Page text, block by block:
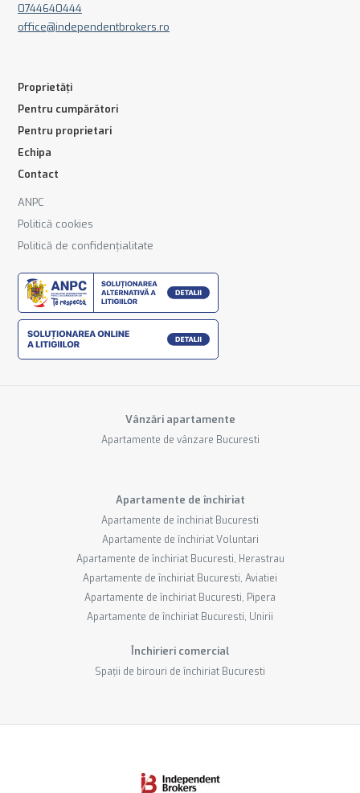
0744640444
office@independentbrokers.ro
Proprietăți
Pentru cumpărători
Pentru proprietari
Echipa
Contact
ANPC
Politică cookies
Politică de confidențialitate
Vânzări apartamente
Apartamente de vânzare Bucuresti
Apartamente de închiriat
Apartamente de închiriat Bucuresti
Apartamente de închiriat Voluntari
Apartamente de închiriat Bucuresti, Herastrau
Apartamente de închiriat Bucuresti, Aviatiei
Apartamente de închiriat Bucuresti, Pipera
Apartamente de închiriat Bucuresti, Unirii
Închirieri comercial
Spații de birouri de închiriat Bucuresti